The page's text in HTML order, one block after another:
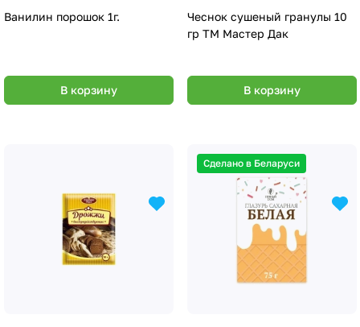
Ванилин порошок 1г.
В корзину
Чеснок сушеный гранулы 10
гр ТМ Мастер Дак
В корзину
Сделано в Беларуси